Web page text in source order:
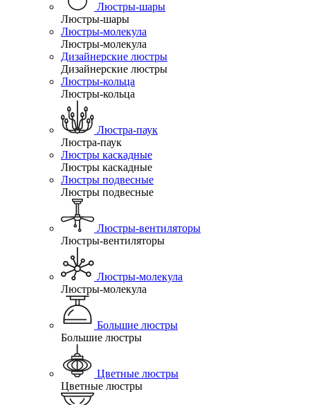
Люстры-шары
Люстры-шары
Люстры-молекула
Люстры-молекула
Дизайнерские люстры
Дизайнерские люстры
Люстры-кольца
Люстры-кольца
Люстра-паук
Люстра-паук
Люстры каскадные
Люстры каскадные
Люстры подвесные
Люстры подвесные
Люстры-вентиляторы
Люстры-вентиляторы
Люстры-молекула
Люстры-молекула
Большие люстры
Большие люстры
Цветные люстры
Цветные люстры